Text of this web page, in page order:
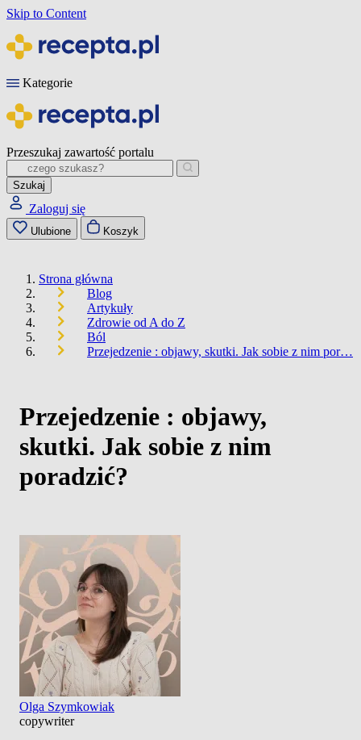
Skip to Content
Kategorie
Przeszukaj zawartość portalu
Szukaj
Zaloguj się
Ulubione Koszyk
Strona główna
Blog
Artykuły
Zdrowie od A do Z
Ból
Przejedzenie : objawy, skutki. Jak sobie z nim por…
Przejedzenie : objawy,
skutki. Jak sobie z nim
poradzić?
Olga Szymkowiak
copywriter